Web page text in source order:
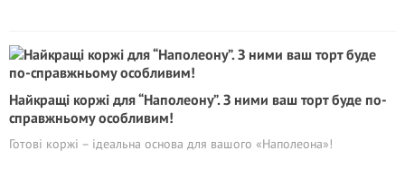
Найкращі коржі для “Наполеону”. З ними ваш торт буде по-
справжньому особливим!
Готові коржі – ідеальна основа для вашого «Наполеона»!